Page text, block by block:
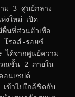
ม 3 ศูนย์กลาง
งใหม่ เปิด
นที่ส่วนตัวเพื่อ
โรลส์-รอยซ์
ได้จากศูนย์ความ
วณชั้น 2 ภายใน
อนเซปต์
ข้าไปใกล้ชิดกับ